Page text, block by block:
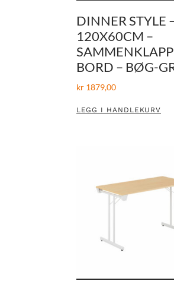
DINNER STYLE
120X60CM –
BORD – BØG-
kr1879,00
LEGG I HANDLEKURV